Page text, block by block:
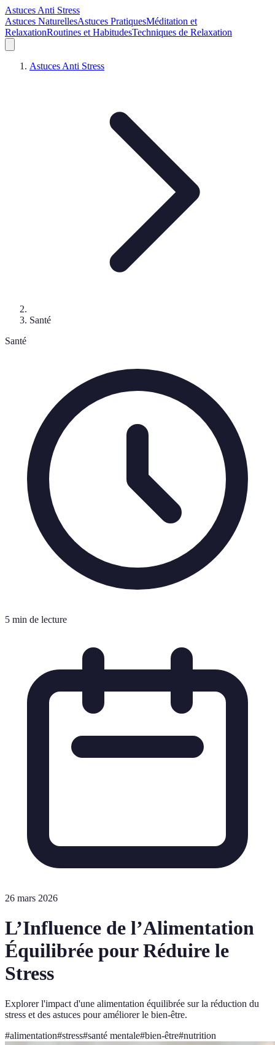
Astuces Anti Stress
Astuces NaturellesAstuces PratiquesMéditation et
RelaxationRoutines et HabitudesTechniques de Relaxation
Astuces Anti Stress
Santé
Santé
5 min de lecture
26 mars 2026
L’Influence de l’Alimentation
Équilibrée pour Réduire le
Stress
Explorer l'impact d'une alimentation équilibrée sur la réduction du
stress et des astuces pour améliorer le bien-être.
#alimentation#stress#santé mentale#bien-être#nutrition